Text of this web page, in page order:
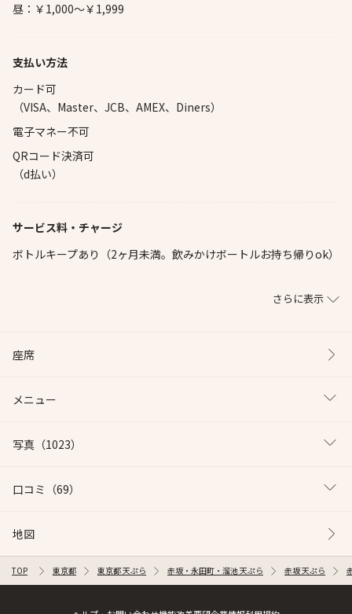
昼：￥1,000～￥1,999
支払い方法
カード可
（VISA、Master、JCB、AMEX、Diners）
電子マネー不可
QRコード決済可
（d払い）
サービス料・チャージ
ボトルキープあり（2ヶ月未満。飲みかけボートルお持ち帰りok）
さらに表示
座席
メニュー
写真 （1023）
口コミ （69）
地図
TOP 東京都 東京都 天ぷら 赤坂・永田町・溜池 天ぷら 赤坂 天ぷら